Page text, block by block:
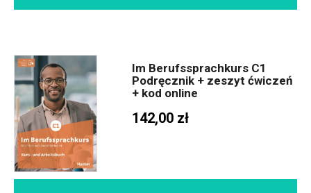
Im Berufssprachkurs C1
Podręcznik + zeszyt ćwiczeń
+ kod online
142,00 zł